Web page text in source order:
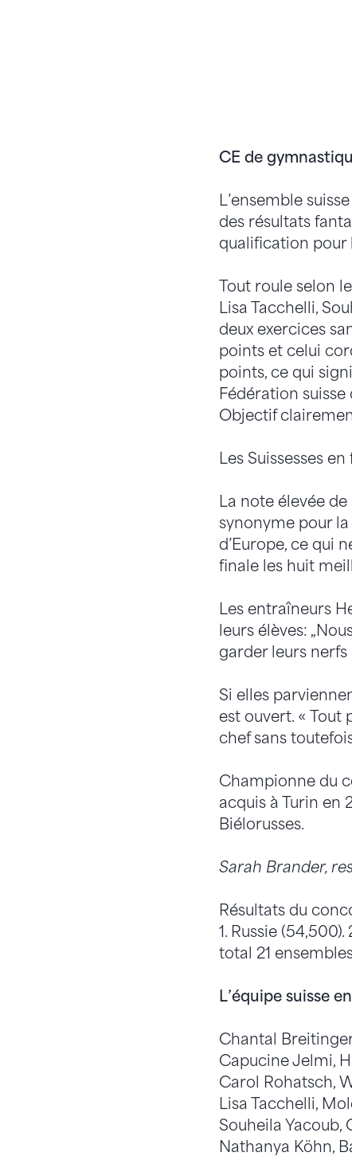
CE de
L’ensemble
des résultats
qualification pour
Tout roule selon
Lisa Tacchelli,
deux exercices
points et celui
points, ce qui
Fédération
Objectif
Les Suissesses
La note élevée
synonyme pour
d’Europe, ce qui
finale les huit
Les entraîneurs
leurs élèves:
garder leurs nerfs
Si elles
est ouvert. « Tout
chef sans
Championne du
acquis à Turin en
Biélorusses.
Sarah Brander,
Résultats du
1. Russie
total 21
L’équipe suisse
Chantal
Capucine Jelmi,
Carol Rohatsch,
Lisa Tacchelli,
Souheila Yacoub,
Nathanya Köhn,